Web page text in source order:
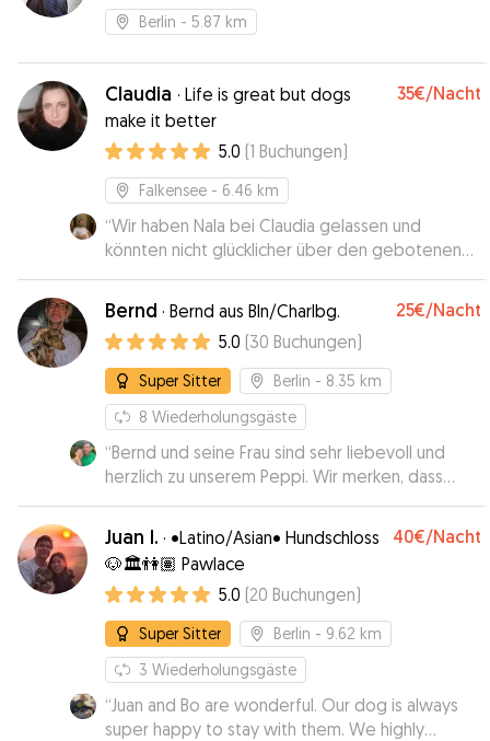
Berlin - 5.87 km
Claudia · Life is great but dogs
make it better
35€/Nacht
5.0 (1 Buchungen)
Falkensee - 6.46 km
“Wir haben Nala bei Claudia gelassen und
könnten nicht glücklicher über den gebotenen
Service und die Aufmerksamkeit sein. Nala ist wie
unsere erste Tochter, daher war uns das sehr
wichtig. Claudia war sowohl vor, während als
auch nach dem Besuch sehr engagiert und
verantwortungsbewusst. Nala hatte eine sehr
schöne Zeit mit ihr, und ich freue mich schon auf
das nächste Mal. Ich kann Claudia auf jeden Fall
als Hundesitterin empfehlen.
”
Bernd · Bernd aus Bln/Charlbg. 25€/Nacht
5.0 (30 Buchungen)
Super Sitter Berlin - 8.35 km
8 Wiederholungsgäste
“Bernd und seine Frau sind sehr liebevoll und
herzlich zu unserem Peppi. Wir merken, dass
auch Peppi sich wohl fühlt. Sie sind aktiv und
beschäftigen sich mit ihm, sodass bei Peppi
keine Langeweile aufkommt. Die Beiden waren
stets verlässlich und sind auf unsere Wünsche
eingegangen. Wir sind sehr zufrieden und
werden unseren Peppi immer wieder Bernd und
seiner ebenfalls sehr angenehmen Frau
anvertrauen.”
Juan I. · •Latino/Asian• Hundschloss
🐶🏛👫🏽 Pawlace
40€/Nacht
5.0 (20 Buchungen)
Super Sitter Berlin - 9.62 km
3 Wiederholungsgäste
“Juan and Bo are wonderful. Our dog is always
super happy to stay with them. We highly